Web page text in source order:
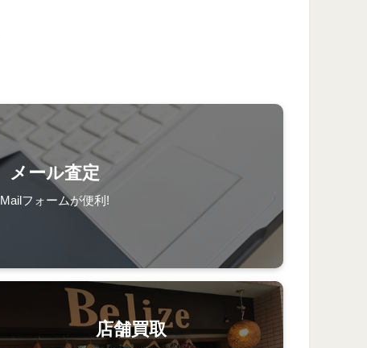
メール査定
Mailフォームが便利!
店舗買取